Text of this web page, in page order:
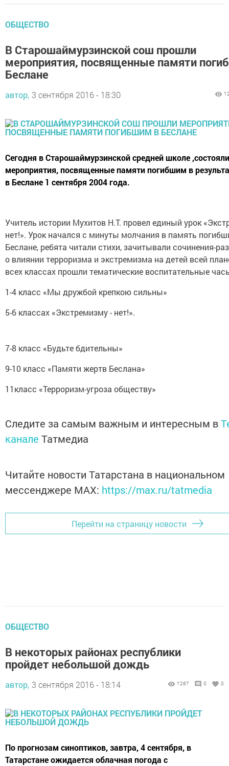
ОБЩЕСТВО
В Старошаймурзинской сош прошли
мероприятия, посвященные памяти
Беслане
автор, 3 сентября 2016 - 18:30
Сегодня в Старошаймурзинской средней школе
мероприятия, посвященные памяти погибшим в
в Беслане 1 сентября 2004 года.
Учитель истории Мухитов Н.Т. провел единый урок
нет!». Урок начался с минуты молчания в память
Беслане, ребята читали стихи, зачитывали сочинения-
о влиянии терроризма и экстремизма на детей всей
всех классах прошли тематические воспитательные
1-4 класс «Мы дружбой крепкою сильны»
5-6 классах «Экстремизму - нет!».
7-8 класс «Будьте бдительны»
9-10 класс «Памяти жертв Беслана»
11класс «Терроризм-угроза обществу»
Следите за самым важным и интересным в
канале Татмедиа
Читайте новости Татарстана в национальном
мессенджере MАХ: https://max.ru/tatmedia
Перейти на страницу новости
ОБЩЕСТВО
В некоторых районах республики
пройдет небольшой дождь
автор, 3 сентября 2016 - 18:14 1267 0 0
По прогнозам синоптиков, завтра, 4 сентября, в
Татарстане ожидается облачная погода с